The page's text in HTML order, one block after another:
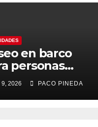
en barco
personas
9, 2026 PACO PINEDA